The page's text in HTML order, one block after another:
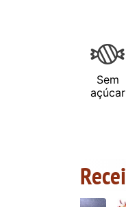
Sem
açúcar